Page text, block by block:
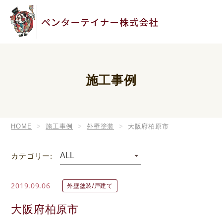
施工事例
HOME 施工事例 外壁塗装 大阪府柏原市
カテゴリー:
2019.09.06 外壁塗装/戸建て
大阪府柏原市